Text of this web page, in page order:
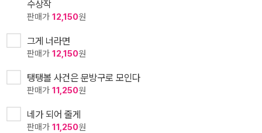
수상작
판매가 12,150원
그게 너라면
판매가 12,150원
탱탱볼 사건은 문방구로 모인다
판매가 11,250원
네가 되어 줄게
판매가 11,250원